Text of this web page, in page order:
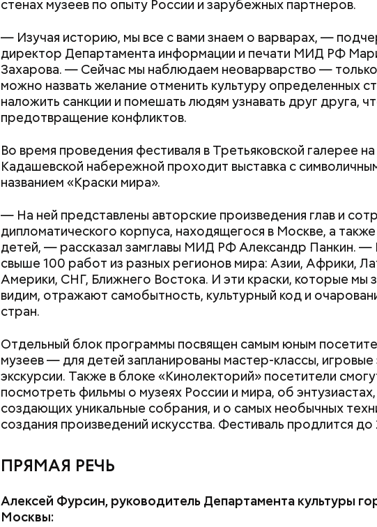
стенах музеев по опыту России и зарубежных партнеров.
— Изучая историю, мы все с вами знаем о варварах, —
директор Департамента информации и печати МИД РФ
Захарова. — Сейчас мы наблюдаем неоварварство —
можно назвать желание отменить культуру определенных
наложить санкции и помешать людям узнавать друг друга,
предотвращение конфликтов.
Во время проведения фестиваля в Третьяковской галерее на
Кадашевской набережной проходит выставка с
названием «Краски мира».
— На ней представлены авторские произведения глав и
дипломатического корпуса, находящегося в Москве, а
детей, — рассказал замглавы МИД РФ Александр Панкин. —
свыше 100 работ из разных регионов мира: Азии, Африки,
Америки, СНГ, Ближнего Востока. И эти краски, которые мы
видим, отражают самобытность, культурный код и
стран.
Отдельный блок программы посвящен самым юным
музеев — для детей запланированы мастер-классы, игровые
экскурсии. Также в блоке «Кинолекторий» посетители
посмотреть фильмы о музеях России и мира, об энтузиастах,
создающих уникальные собрания, и о самых необычных
создания произведений искусства. Фестиваль продлится до
ПРЯМАЯ РЕЧЬ
Алексей Фурсин, руководитель Департамента культуры
Москвы:
главного мифа.
Это и есть виртуальный продакшен, — говорит он.
Сегодня на 137 маршрутах в Москве ездят 1100 коммерческих
автобусов. По новым контрактам только в мае на улицы
новых автобусов, часть из них уже работает на маршрутах.
проект с круглогодичными речными перевозками на
развивать речной электротранспорт, скоро откроем
маршрут от Киевского вокзала до Лужников.
трудной
претендовать и
документы